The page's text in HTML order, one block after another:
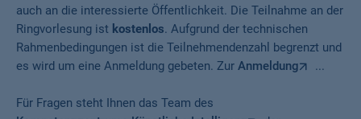
auch an die interessierte Öffentlichkeit. Die Teilnahme an der
Ringvorlesung ist kostenlos. Aufgrund der technischen
Rahmenbedingungen ist die Teilnehmendenzahl begrenzt und
es wird um eine Anmeldung gebeten. Zur Anmeldung ...
Für Fragen steht Ihnen das Team des